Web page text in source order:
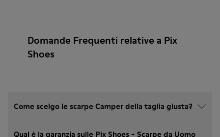
Domande Frequenti relative a Pix
Shoes
Come scelgo le scarpe Camper della taglia giusta?
Qual è la garanzia sulle Pix Shoes - Scarpe da Uomo